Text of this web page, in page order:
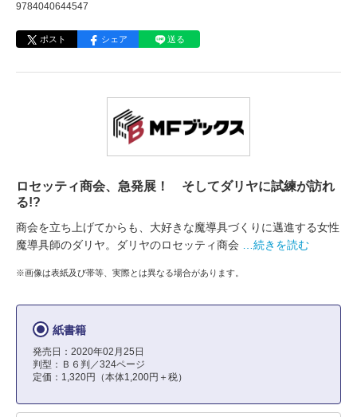
9784040644547
ポスト シェア 送る
ロセッティ商会、急発展！ そしてダリヤに試練が訪れ
る!?
商会を立ち上げてからも、大好きな魔導具づくりに邁進する女性
魔導具師のダリヤ。ダリヤのロセッティ商会
…続きを読む
※画像は表紙及び帯等、実際とは異なる場合があります。
紙書籍
発売日：2020年02月25日
判型：Ｂ６判／324ページ
定価：1,320円（本体1,200円＋税）